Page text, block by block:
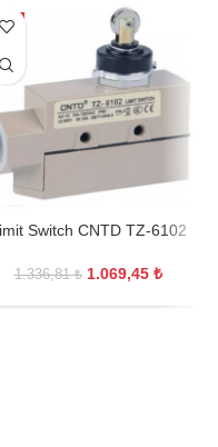
Switch CNTD TZ-6102
1.336,81₺ 1.069,45 ₺